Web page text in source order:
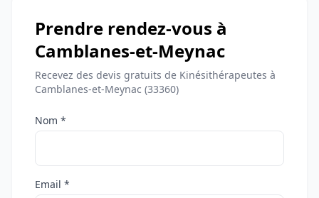
Prendre rendez-vous à
Camblanes-et-Meynac
Recevez des devis gratuits de Kinésithérapeutes à
Camblanes-et-Meynac (33360)
Nom *
Email *